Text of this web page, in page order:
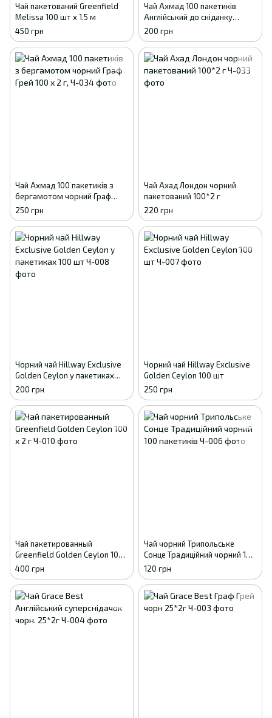
Чай пакетований Greenfield
Melissa 100 шт x 1.5 м
450 грн
Чай Ахмад 100 пакетиків
Англійський до сніданку
чорний 100 х 2 г
200 грн
Чай Ахмад 100 пакетиків з
бергамотом чорний Граф
Грей 100 х 2 г,
250 грн
Чай Ахад Лондон чорний
пакетований 100*2 г
220 грн
Чорний чай Hillway Exclusive
Golden Ceylon у пакетиках
100 шт
200 грн
Чорний чай Hillway Exclusive
Golden Ceylon 100 шт
250 грн
Чай пакетированный
Greenfield Golden Ceylon 100
x 2 г
400 грн
Чай чорний Трипольське
Сонце Традиційний чорний 100
пакетиків
120 грн